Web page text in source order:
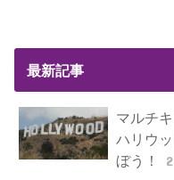
最新記事
マルチ
ハリウ
ぼう！